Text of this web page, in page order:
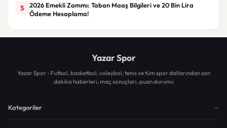
5
2026 Emekli Zammı: Taban Maaş Bilgileri ve 20 Bin Lira
Ödeme Hesaplama!
Yazar Spor
Yazar Spor - Futbol, basketbol, voleybol, tenis ve tüm spor dallarından son
dakika haberleri, maç sonuçları, puan durumu
Kategoriler